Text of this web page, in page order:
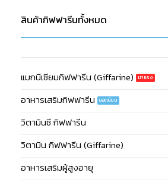
สินค้ากิฟฟารีนทั้งหมด
แมกนีเซียมกิฟฟารีน (Giffarine)
อาหารเสริมกิฟฟารีน
วิตามินซี กิฟฟารีน
วิตามิน กิฟฟารีน (Giffarine)
อาหารเสริมผู้สูงอายุ